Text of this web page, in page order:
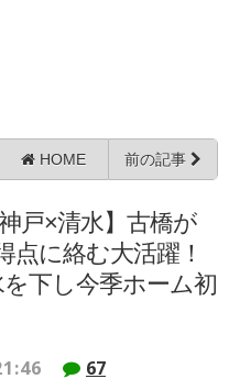
HOME 前の記事
神戸×清水】古橋が
点に絡む大活躍！
下し今季ホーム初
67